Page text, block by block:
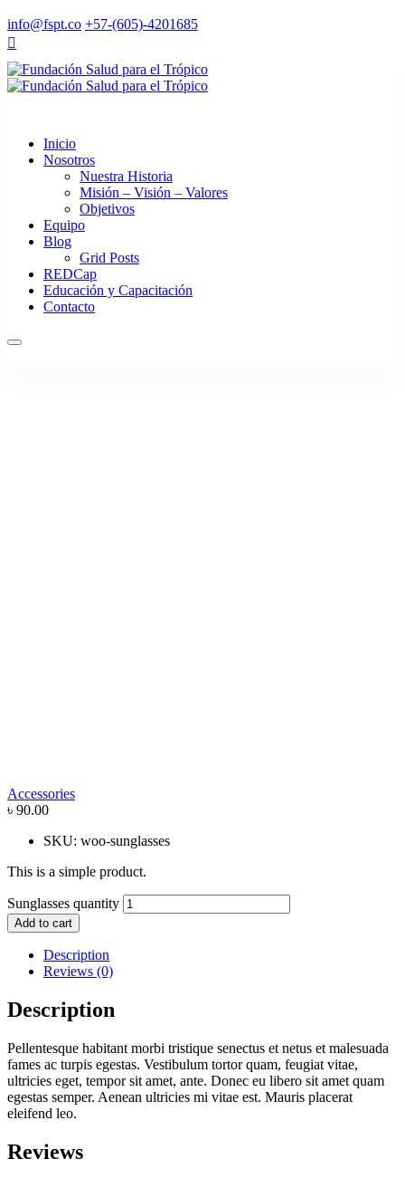
info@fspt.co +57-(605)-4201685
Inicio
Nosotros
Nuestra Historia
Misión – Visión – Valores
Objetivos
Equipo
Blog
Grid Posts
REDCap
Educación y Capacitación
Contacto
Accessories
৳ 90.00
SKU: woo-sunglasses
This is a simple product.
Sunglasses quantity
Add to cart
Description
Reviews (0)
Description
Pellentesque habitant morbi tristique senectus et netus et malesuada
fames ac turpis egestas. Vestibulum tortor quam, feugiat vitae,
ultricies eget, tempor sit amet, ante. Donec eu libero sit amet quam
egestas semper. Aenean ultricies mi vitae est. Mauris placerat
eleifend leo.
Reviews